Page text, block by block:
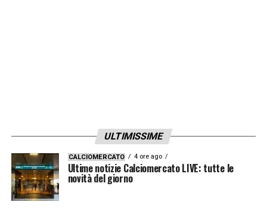
ULTIMISSIME
CALCIOMERCATO 4 ore ago
Ultime notizie Calciomercato LIVE: tutte le
novità del giorno